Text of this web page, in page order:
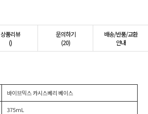
상품리뷰
()
문의하기
(20)
배송/반품/교환
안내
바이브믹스 카시스베리 베이스
375mL